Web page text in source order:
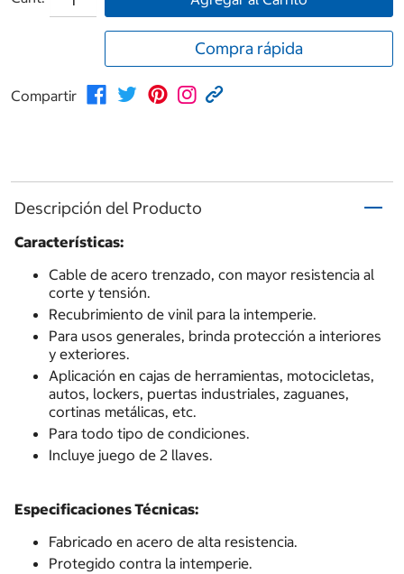
Compra rápida
Compartir
Descripción del Producto
Características:
Cable de acero trenzado, con mayor resistencia al
corte y tensión.
Recubrimiento de vinil para la intemperie.
Para usos generales, brinda protección a interiores
y exteriores.
Aplicación en cajas de herramientas, motocicletas,
autos, lockers, puertas industriales, zaguanes,
cortinas metálicas, etc.
Para todo tipo de condiciones.
Incluye juego de 2 llaves.
Especificaciones Técnicas:
Fabricado en acero de alta resistencia.
Protegido contra la intemperie.